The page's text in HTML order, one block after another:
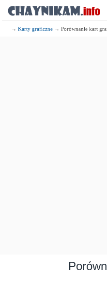
→Karty graficzne → Porównanie kart